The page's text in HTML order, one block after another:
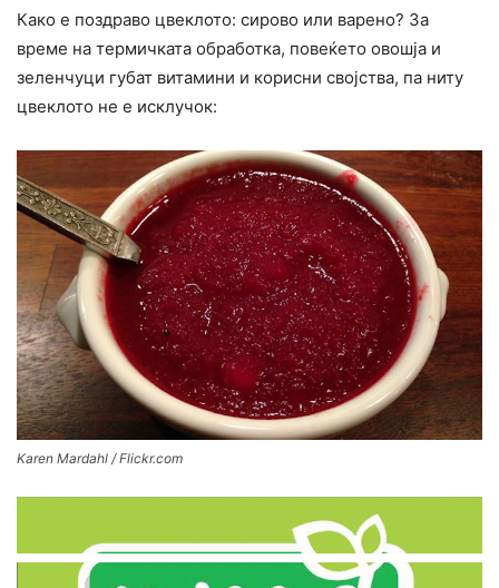
Како е поздраво цвеклото: сирово или варено? За
време на термичката обработка, повеќето овошја и
зеленчуци губат витамини и корисни својства, па ниту
цвеклото не е исклучок:
Karen Mardahl / Flickr.com